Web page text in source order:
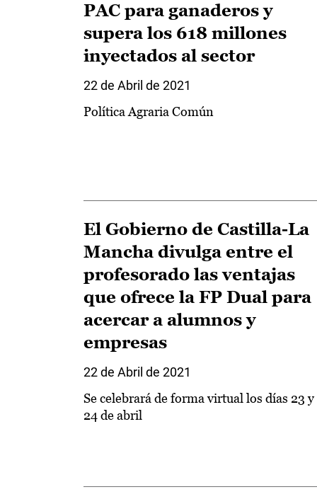
PAC para ganaderos y
supera los 618 millones
inyectados al sector
22 de Abril de 2021
Política Agraria Común
El Gobierno de Castilla-La
Mancha divulga entre el
profesorado las ventajas
que ofrece la FP Dual para
acercar a alumnos y
empresas
22 de Abril de 2021
Se celebrará de forma virtual los días 23 y
24 de abril